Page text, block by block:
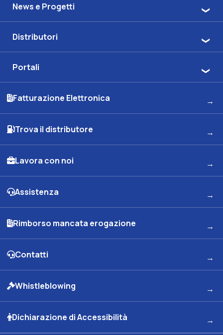
News e Progetti
Distributori
Portali
Fatturazione Elettronica
Trova il distributore
Lavora con noi
Assistenza
Rimborso mancata erogazione
Contatti
Whistleblowing
Dichiarazione di Accessibilità